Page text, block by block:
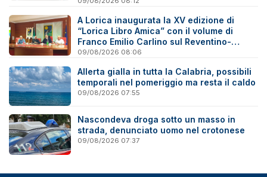
A Lorica inaugurata la XV edizione di
“Lorica Libro Amica” con il volume di
Franco Emilio Carlino sul Reventino-
Savuto
09/08/2026 08:06
Allerta gialla in tutta la Calabria, possibili
temporali nel pomeriggio ma resta il caldo
09/08/2026 07:55
Nascondeva droga sotto un masso in
strada, denunciato uomo nel crotonese
09/08/2026 07:37